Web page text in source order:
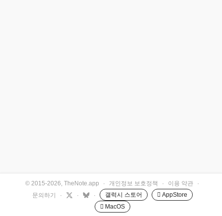
© 2015-2026, TheNote.app · 개인정보 보호정책 · 이용 약관
·
문의하기
· · · 갤럭시 스토어
 AppStore
 MacOS